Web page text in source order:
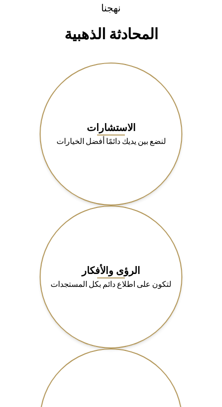
نهجنا
المحادثة الذهبية
الاستشارات
لنضع بين يديك دائمًا أفضل الخيارات
الرؤى والأفكار
لتكون على اطلاع دائم بكل المستجدات